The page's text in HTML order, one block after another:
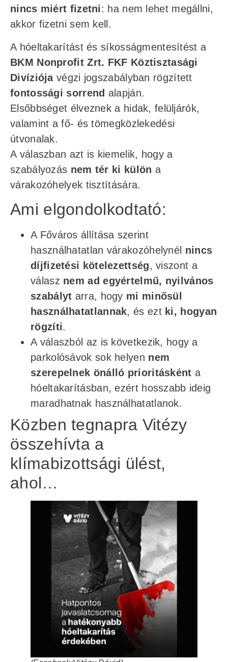
nincs miért fizetni: ha nem lehet megállni,
akkor fizetni sem kell.
A hóeltakarítást és síkosságmentesítést a
BKM Nonprofit Zrt. FKF Köztisztasági
Divíziójavégzi jogszabályban rögzített
fontossági sorrend alapján.
Elsőbbséget élveznek a hidak, felüljárók,
valamint a fő- és tömegközlekedési
útvonalak.
A válaszban azt is kiemelik, hogy a
szabályozás nem tér ki külön a
várakozóhelyek tisztítására.
Ami elgondolkodtató:
A Főváros állítása szerint
használhatatlan várakozóhelynél nincs
díjfizetési kötelezettség, viszont a
válasz nem ad egyértelmű, nyilvános
szabályt arra, hogy mi minősül
használhatatlannak, és ezt ki, hogyan
rögzíti.
A válaszból az is következik, hogy a
parkolósávok sok helyen nem
szerepelnek önálló prioritásként a
hóeltakarításban, ezért hosszabb ideig
maradhatnak használhatatlanok.
Közben tegnapra Vitézy
összehívta a
klímabizottsági ülést,
ahol…